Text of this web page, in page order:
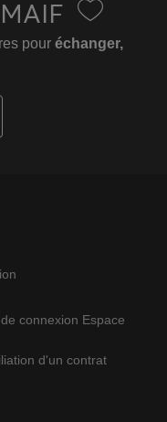
MAIF
pour échanger,
connexion Espace
d'un contrat